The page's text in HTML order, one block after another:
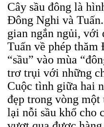
Cây sầu đông là
Đông Nghi và
gian ngắn ngủi, với
Tuấn về phép
“sầu” vào mùa
trơ trụi với những
Cuộc tình giữa hai
đẹp trong vòng
lại nỗi sầu khổ cho